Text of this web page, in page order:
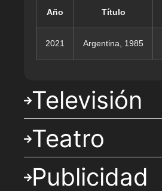
Año Título
2021 Argentina, 1985
Televisión
Teatro
Publicidad